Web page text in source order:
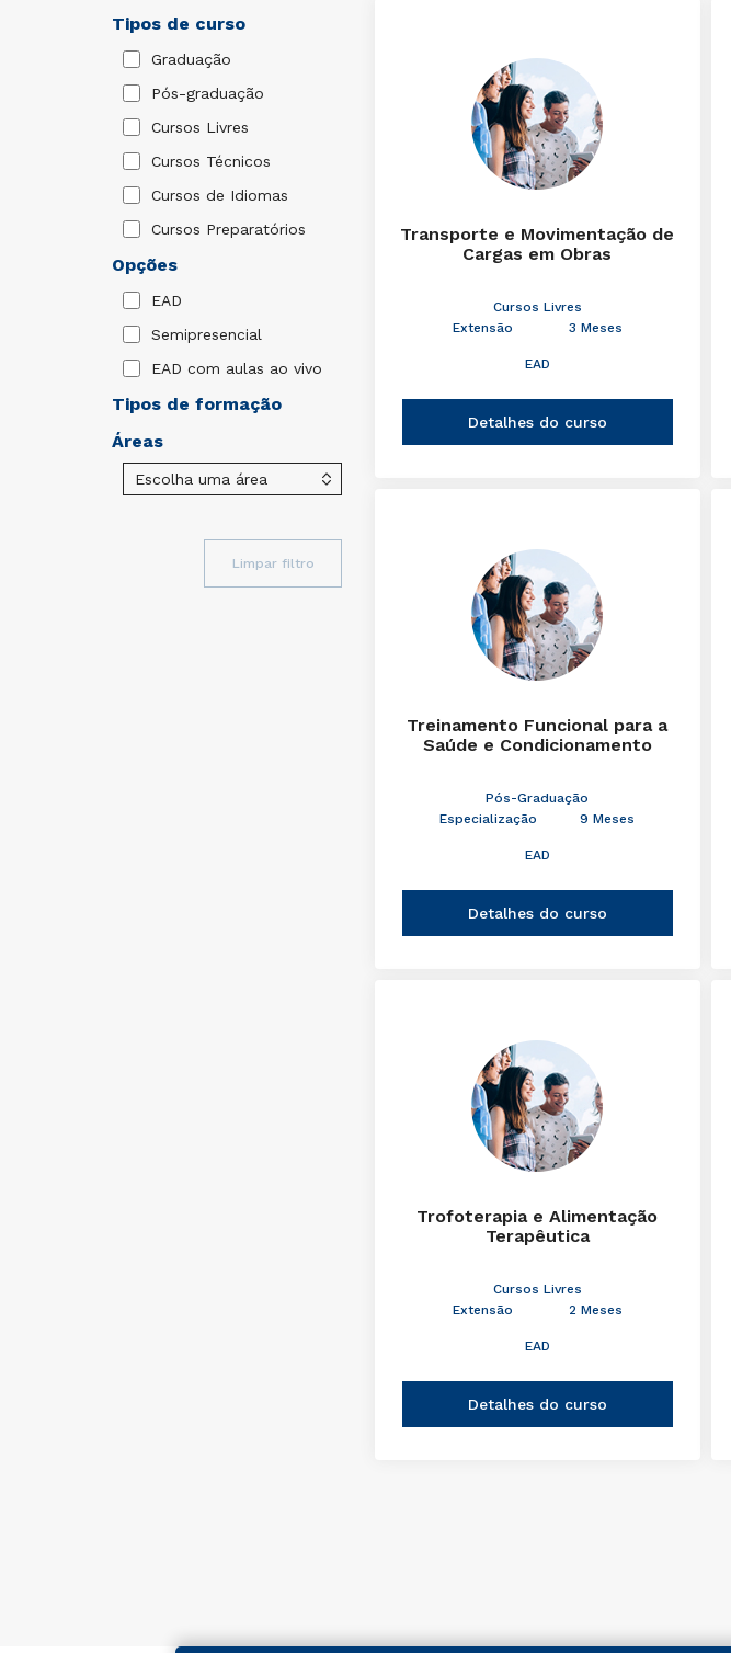
Tipos de curso
Graduação
Pós-graduação
Cursos Livres
Cursos Técnicos
Cursos de Idiomas
Cursos Preparatórios
Opções
EAD
Semipresencial
EAD com aulas ao vivo
Tipos de formação
Áreas
Limpar filtro
Transporte e Movimentação de
Cargas em Obras
Cursos Livres
Extensão
3 Meses
EAD
Detalhes do curso
Treinamento Funcional para a
Saúde e Condicionamento
Pós-Graduação
Especialização
9 Meses
EAD
Detalhes do curso
Trofoterapia e Alimentação
Terapêutica
Cursos Livres
Extensão
2 Meses
EAD
Detalhes do curso